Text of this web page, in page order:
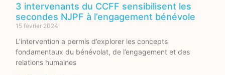
3 intervenants du CCFF sensibilisent les
secondes NJPF à l’engagement bénévole
15 février 2024
L’intervention a permis d’explorer les concepts
fondamentaux du bénévolat, de l’engagement et des
relations humaines